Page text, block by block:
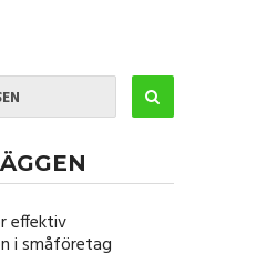
effektiv
i småföretag